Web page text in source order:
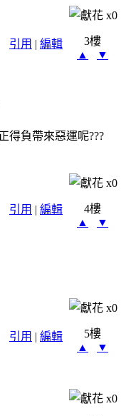
x0
引用 | 編輯
3樓
▲
▼
得負帶來惡運呢???
x0
引用 | 編輯
4樓
▲
▼
x0
引用 | 編輯
5樓
▲
▼
x0